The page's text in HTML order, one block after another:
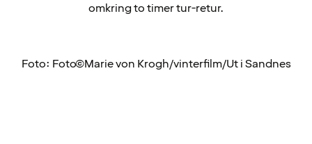
omkring to timer tur-retur.
Foto: Foto©Marie von Krogh/vinterfilm/Ut i Sandnes